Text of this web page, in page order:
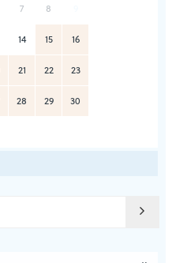
7 8
14 15 16
21 22 23
28 29 30